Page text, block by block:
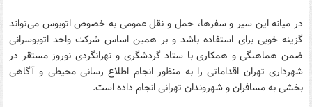
در میانه این سیر و سفرها، حمل و نقل عمومی به خصوص اتوبوس می‌تواند
گزینه خوبی برای استفاده باشد و بر همین اساس شرکت واحد اتوبوسرانی
ضمن هماهنگی و همکاری با ستاد گردشگری و تهرانگردی نوروز مستقر در
شهرداری تهران اقداماتی را به منظور انجام اطلاع رسانی محیطی و آگاهی
بخشی به مسافران و شهروندان تهرانی انجام داده است.